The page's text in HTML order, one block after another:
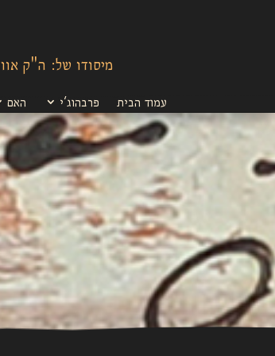
מיסודו של: ה"ק
עמוד הבית פרבהוג'י האם